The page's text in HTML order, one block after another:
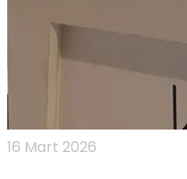
16 Mart 2026